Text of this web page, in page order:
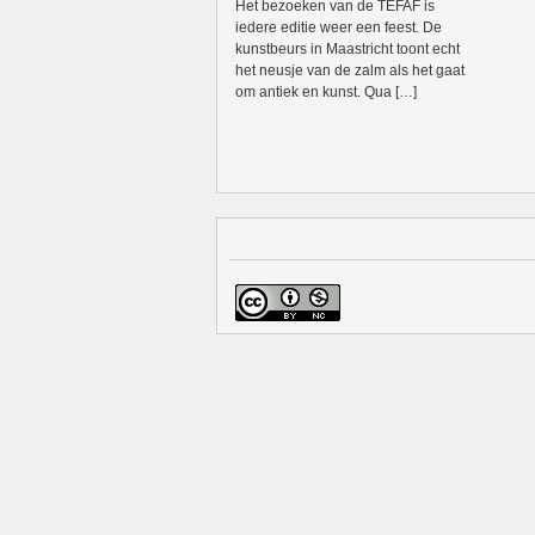
Het bezoeken van de TEFAF is
iedere editie weer een feest. De
kunstbeurs in Maastricht toont echt
het neusje van de zalm als het gaat
om antiek en kunst. Qua […]